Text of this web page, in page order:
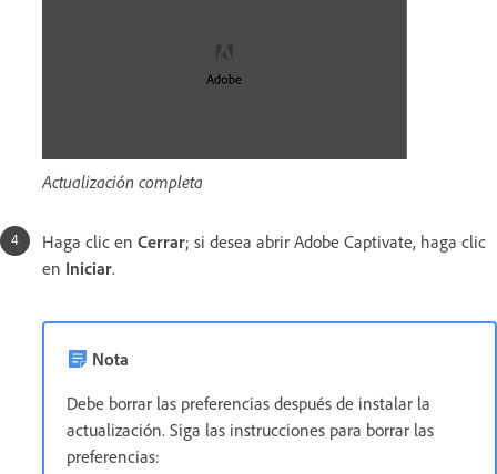
Actualización completa
Haga clic en Cerrar; si desea abrir Adobe Captivate, haga clic
en Iniciar.
Nota
Debe borrar las preferencias después de instalar la
actualización. Siga las instrucciones para borrar las
preferencias: